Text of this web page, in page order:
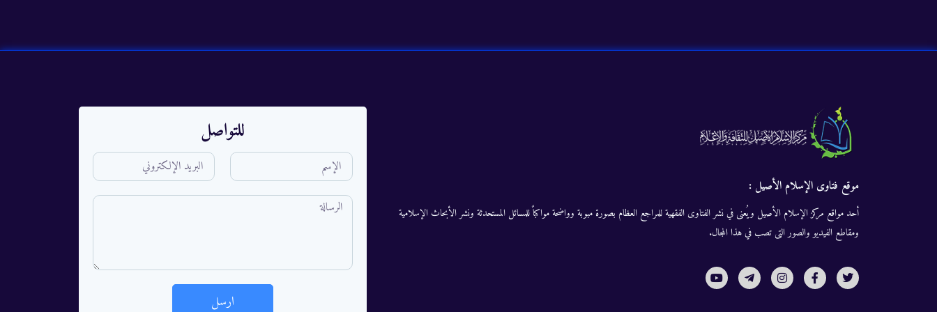
موقع فتاوى الإسلام الأصيل :
أحد مواقع مركز الإسلام الأصيل ويُعنى في نشر الفتاوى الفقهية للمراجع العظام بصورة مبوبة وواضحة مواكباً للمسائل المستحدثة ونشر الأبحاث الإسلامية
ومقاطع الفيديو والصور التى تصب في هذا المجال.
للتواصل
ارسل